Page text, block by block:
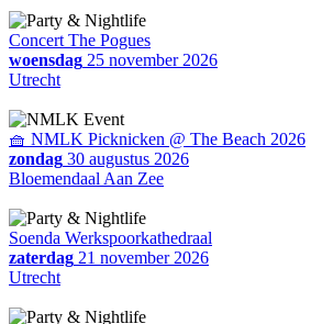
Concert The Pogues
woensdag 25 november 2026
Utrecht
🧺 NMLK Picknicken @ The Beach 2026
zondag 30 augustus 2026
Bloemendaal Aan Zee
Soenda Werkspoorkathedraal
zaterdag 21 november 2026
Utrecht